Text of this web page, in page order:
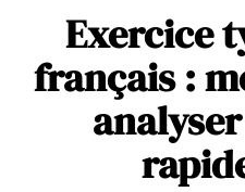
Exercice
français :